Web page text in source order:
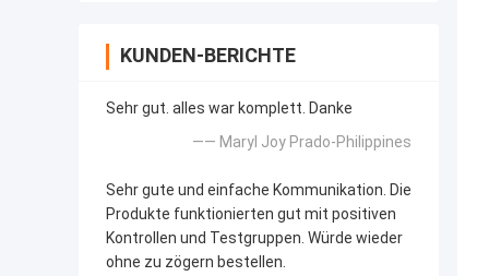
KUNDEN-BERICHTE
Sehr gut. alles war komplett. Danke
—— Maryl Joy Prado-Philippines
Sehr gute und einfache Kommunikation. Die
Produkte funktionierten gut mit positiven
Kontrollen und Testgruppen. Würde wieder
ohne zu zögern bestellen.